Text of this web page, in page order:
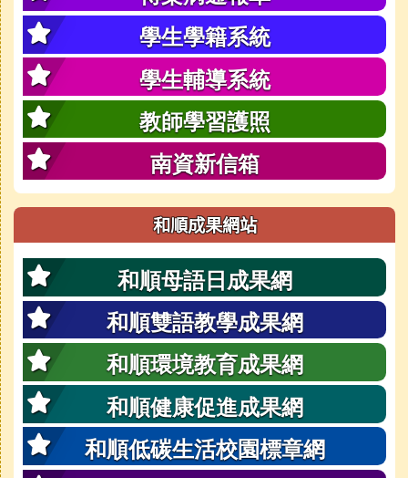
學生學籍系統
學生輔導系統
教師學習護照
南資新信箱
和順成果網站
和順母語日成果網
和順雙語教學成果網
和順環境教育成果網
和順健康促進成果網
和順低碳生活校園標章網